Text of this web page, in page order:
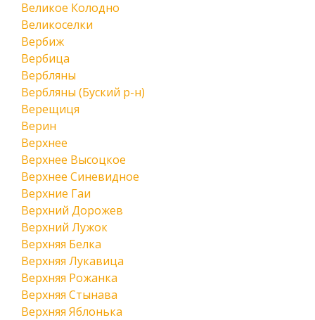
Великое Колодно
Великоселки
Вербиж
Вербица
Вербляны
Вербляны (Буский р-н)
Верещиця
Верин
Верхнее
Верхнее Высоцкое
Верхнее Синевидное
Верхние Гаи
Верхний Дорожев
Верхний Лужок
Верхняя Белка
Верхняя Лукавица
Верхняя Рожанка
Верхняя Стынава
Верхняя Яблонька